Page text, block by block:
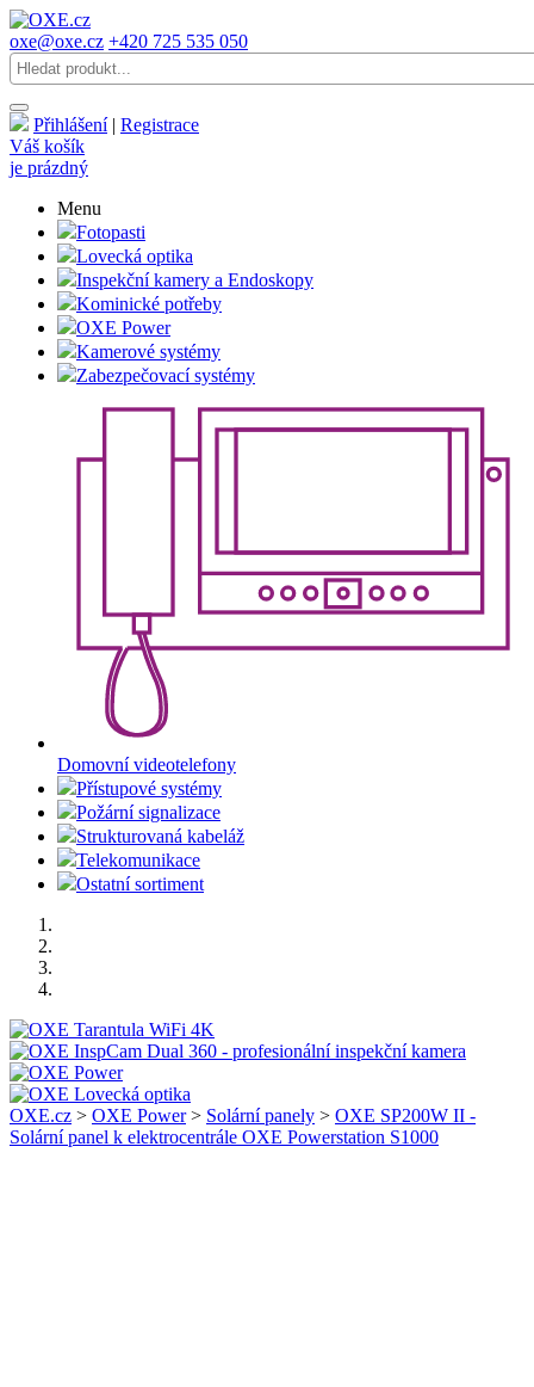
oxe@oxe.cz +420 725 535 050
Přihlášení| Registrace
Váš košík
je prázdný
Menu
Fotopasti
Lovecká optika
Inspekční kamery a Endoskopy
Kominické potřeby
OXE Power
Kamerové systémy
Zabezpečovací systémy
Domovní videotelefony
Přístupové systémy
Požární signalizace
Strukturovaná kabeláž
Telekomunikace
Ostatní sortiment
OXE.cz > OXE Power> Solární panely > OXE SP200W II -
Solární panel k elektrocentrále OXE Powerstation S1000